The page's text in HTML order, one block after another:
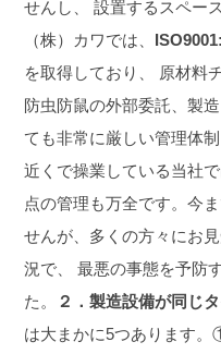
せんし、 設置するスペー
（株）カワでは、
を取得しており、 原材料
防虫防鼠の外部委託、製
ても非常に厳しい管理体
近くで操業している当社
点の管理も万全です。今
せんが、多くの方々にお
況で、 最悪の事態を予防
た。
２．製造設備が同じ
は大まかに5つあります。